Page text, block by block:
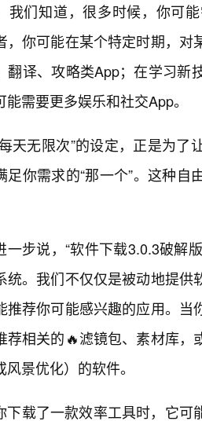
我们知道，很多时候，你可
，你可能在某个特定时期，
翻译、攻略类App；在学习新
能需要更多娱乐和社交App。
天无限次”的设定，正是为
足你需求的“那一个”。这种
一步说，“软件下载3.0.3破解
统。我们不仅仅是被动地提
推荐你可能感兴趣的应用。
荐相关的🔥滤镜包、素材库
景优化）的软件。
下载了一款效率工具时，它